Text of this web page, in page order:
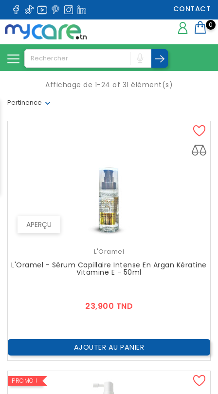
CONTACT
0
Pertinence
Affichage de 1-24 of 31 élément(s)
APERÇU
L'Oramel
L'Oramel - Sérum Capillaire Intense En Argan Kératine
Vitamine E - 50ml
23,900 TND
AJOUTER AU PANIER
PROMO !